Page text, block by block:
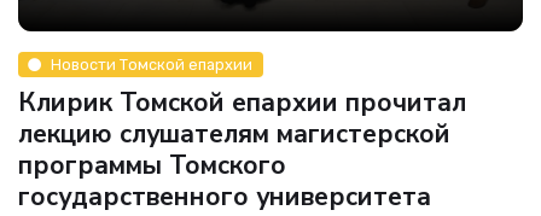
Новости Томской епархии
Клирик Томской епархии прочитал
лекцию слушателям магистерской
программы Томского
государственного университета